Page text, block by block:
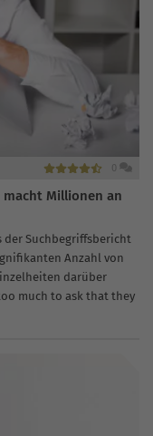
0
Millionen an
der Suchbegriffsbericht
Anzahl von
darüber
much to ask that they